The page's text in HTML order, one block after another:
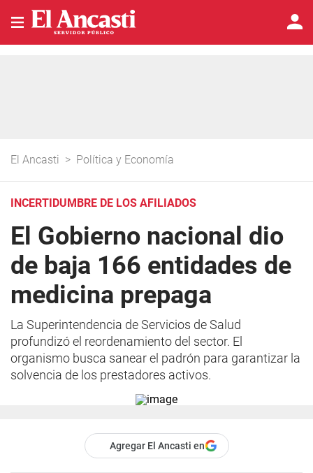
El Ancasti > Política y Economía
INCERTIDUMBRE DE LOS AFILIADOS
El Gobierno nacional dio
de baja 166 entidades de
medicina prepaga
La Superintendencia de Servicios de Salud
profundizó el reordenamiento del sector. El
organismo busca sanear el padrón para garantizar la
solvencia de los prestadores activos.
Agregar El Ancasti en